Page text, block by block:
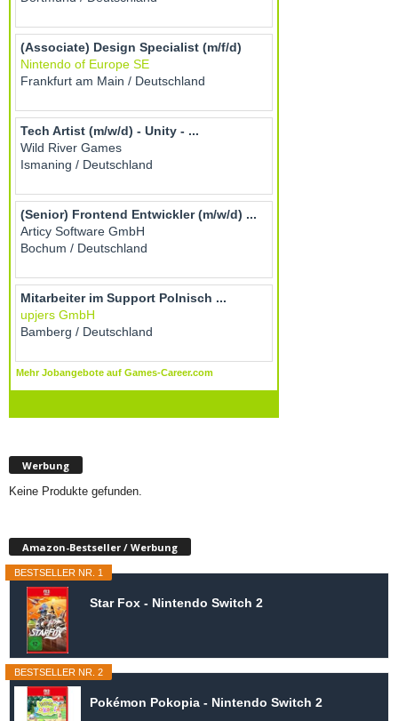
Werbung
Keine Produkte gefunden.
Amazon-Bestseller / Werbung
BESTSELLER NR. 1
Star Fox - Nintendo Switch 2
BESTSELLER NR. 2
Pokémon Pokopia - Nintendo Switch 2